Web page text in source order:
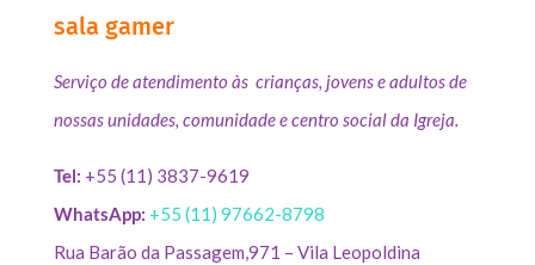
sala gamer
Serviço de atendimento às crianças, jovens e adultos de
nossas unidades, comunidade e centro social da Igreja.
Tel: +55 (11) 3837-9619
WhatsApp: +55 (11) 97662-8798
Rua Barão da Passagem,971 – Vila Leopoldina